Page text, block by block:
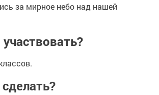
за мирное небо над нашей